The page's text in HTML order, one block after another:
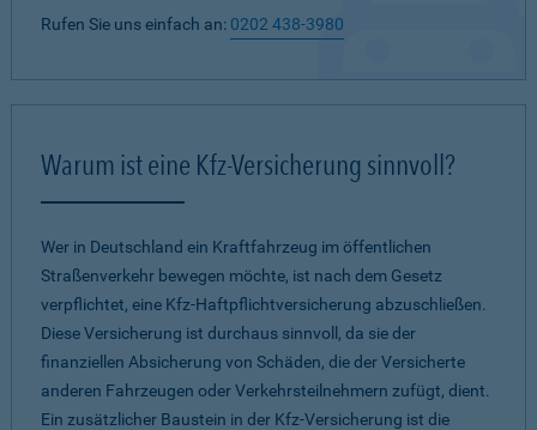
Rufen Sie uns einfach an: 0202 438-3980
Warum ist eine Kfz-Versicherung sinnvoll?
Wer in Deutschland ein Kraftfahrzeug im öffentlichen
Straßenverkehr bewegen möchte, ist nach dem Gesetz
verpflichtet, eine Kfz-Haftpflichtversicherung abzuschließen.
Diese Versicherung ist durchaus sinnvoll, da sie der
finanziellen Absicherung von Schäden, die der Versicherte
anderen Fahrzeugen oder Verkehrsteilnehmern zufügt, dient.
Ein zusätzlicher Baustein in der Kfz-Versicherung ist die